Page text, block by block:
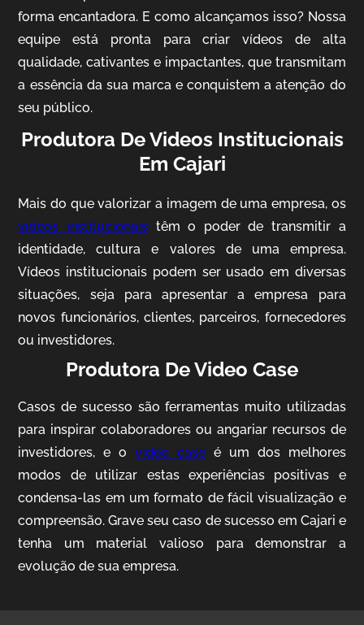
Mosaic
forma encantadora. E como alcançamos isso? Nossa
equipe está pronta para criar vídeos de alta
qualidade, cativantes e impactantes, que transmitam
a essência da sua marca e conquistem a atenção do
seu público.
Produtora De Videos Institucionais
Em Cajari
Mais do que valorizar a imagem de uma empresa, os
vídeos institucionais têm o poder de transmitir a
identidade, cultura e valores de uma empresa.
Vídeos institucionais podem ser usado em diversas
situações, seja para apresentar a empresa para
novos funcionários, clientes, parceiros, fornecedores
ou investidores.
Produtora De Video Case
Casos de sucesso são ferramentas muito utilizadas
para inspirar colaboradores ou angariar recursos de
investidores, e ovideo case é um dos melhores
modos de utilizar estas experiências positivas e
condensa-las em um formato de fácil visualização e
compreensão. Grave seu caso de sucesso em Cajari e
tenha um material valioso para demonstrar a
evolução de sua empresa.